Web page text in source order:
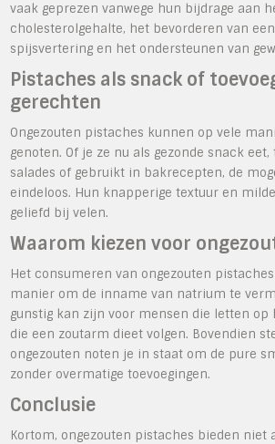
vaak geprezen vanwege hun bijdrage aan
cholesterolgehalte, het bevorderen van
spijsvertering en het ondersteunen van
Pistaches als snack of
gerechten
Ongezouten pistaches kunnen op vele
genoten. Of je ze nu als gezonde snack eet,
salades of gebruikt in bakrecepten, de
eindeloos. Hun knapperige textuur en
geliefd bij velen.
Waarom kiezen voor
Het consumeren van ongezouten
manier om de inname van natrium te
gunstig kan zijn voor mensen die letten
die een zoutarm dieet volgen. Bovendien
ongezouten noten je in staat om de pure
zonder overmatige toevoegingen.
Conclusie
Kortom, ongezouten pistaches bieden niet